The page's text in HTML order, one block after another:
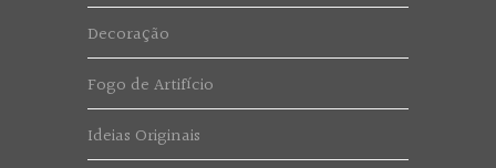
Decoração
Fogo de Artifício
Ideias Originais